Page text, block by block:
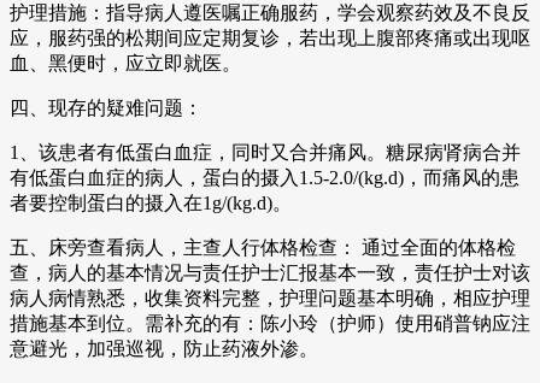
护理措施：指导病人遵医嘱正确服药，学会观察药效及不良反
应，服药强的松期间应定期复诊，若出现上腹部疼痛或出现呕
血、黑便时，应立即就医。
四、现存的疑难问题：
1、该患者有低蛋白血症，同时又合并痛风。糖尿病肾病合并
有低蛋白血症的病人，蛋白的摄入1.5-2.0/(kg.d)，而痛风的患
者要控制蛋白的摄入在1g/(kg.d)。
五、床旁查看病人，主查人行体格检查： 通过全面的体格检
查，病人的基本情况与责任护士汇报基本一致，责任护士对该
病人病情熟悉，收集资料完整，护理问题基本明确，相应护理
措施基本到位。需补充的有：陈小玲（护师）使用硝普钠应注
意避光，加强巡视，防止药液外渗。